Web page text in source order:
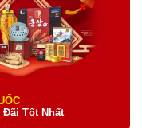
Đãi Tốt Nhất